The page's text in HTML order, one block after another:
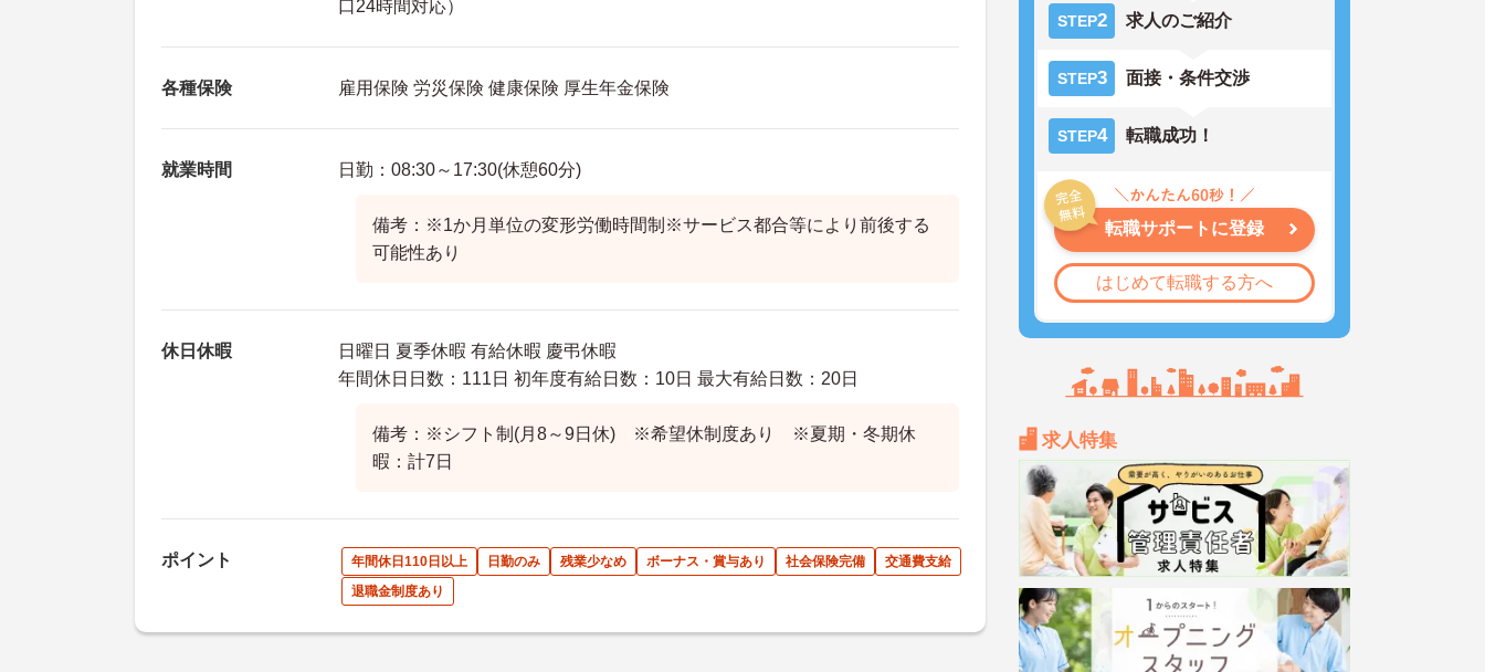
口24時間対応）
各種保険 雇用保険 労災保険 健康保険 厚生年金保険
就業時間 日勤：08:30～17:30(休憩60分)
備考：※1か月単位の変形労働時間制※サービス都合等により前後する
可能性あり
休日休暇
日曜日 夏季休暇 有給休暇 慶弔休暇
年間休日日数：111日 初年度有給日数：10日 最大有給日数：20日
備考：※シフト制(月8～9日休) ※希望休制度あり ※夏期・冬期休
暇：計7日
ポイント 年間休日110日以上 日勤のみ 残業少なめ ボーナス・賞与あり 社会保険完備
交通費支給
退職金制度あり
STEP2 求人のご紹介
STEP3 面接・条件交渉
STEP4 転職成功！
転職サポートに登録
はじめて転職する方へ
求人特集